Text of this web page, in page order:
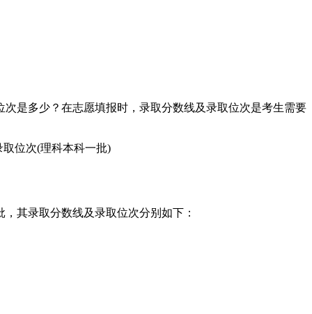
次是多少？在志愿填报时，录取分数线及录取位次是考生需要
其录取分数线及录取位次分别如下：